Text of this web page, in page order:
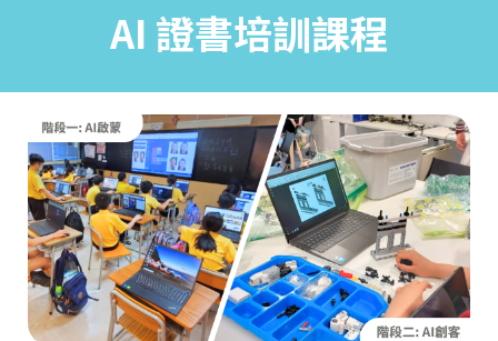
AI 證書培訓課程
聯絡我們
En